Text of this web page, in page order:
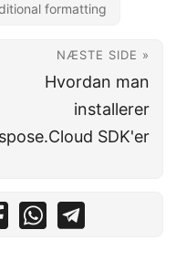
formatting
NÆSTE SIDE »
Hvordan man
installerer
SDK'er